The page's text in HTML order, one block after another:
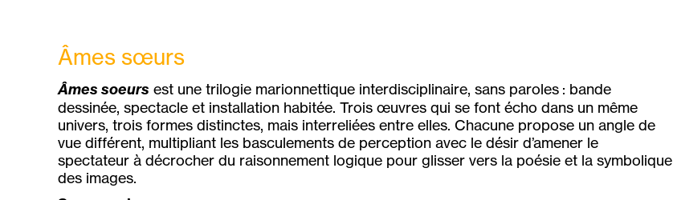
Âmes sœurs
Âmes soeurs est une trilogie marionnettique interdisciplinaire, sans paroles : bande
dessinée, spectacle et installation habitée. Trois œuvres qui se font écho dans un même
univers, trois formes distinctes, mais interreliées entre elles. Chacune propose un angle de
vue différent, multipliant les basculements de perception avec le désir d’amener le
spectateur à décrocher du raisonnement logique pour glisser vers la poésie et la symbolique
des images.